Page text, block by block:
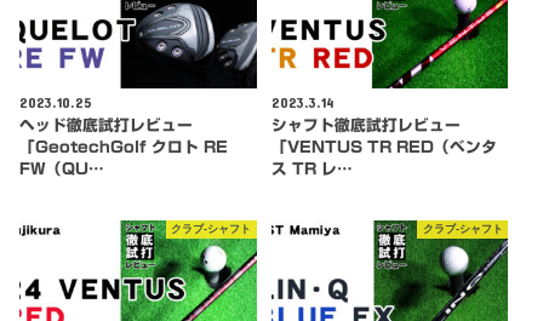
2023.10.25
ヘッド徹底試打レビュー
「GeotechGolf クロト RE
FW（QU…
2023.3.14
シャフト徹底試打レビュー
「VENTUS TR RED（ベンタ
ス TR レ…
クラブ-シャフト クラブ-シャフト